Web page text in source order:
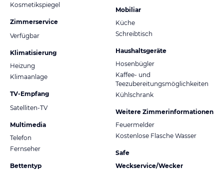
Kosmetikspiegel
Zimmerservice
Verfügbar
Klimatisierung
Heizung
Klimaanlage
TV-Empfang
Satelliten-TV
Multimedia
Telefon
Fernseher
Bettentyp
Mobiliar
Küche
Schreibtisch
Haushaltsgeräte
Hosenbügler
Kaffee- und
Teezubereitungsmöglichkeiten
Kühlschrank
Weitere Zimmerinformationen
Feuermelder
Kostenlose Flasche Wasser
Safe
Weckservice/Wecker